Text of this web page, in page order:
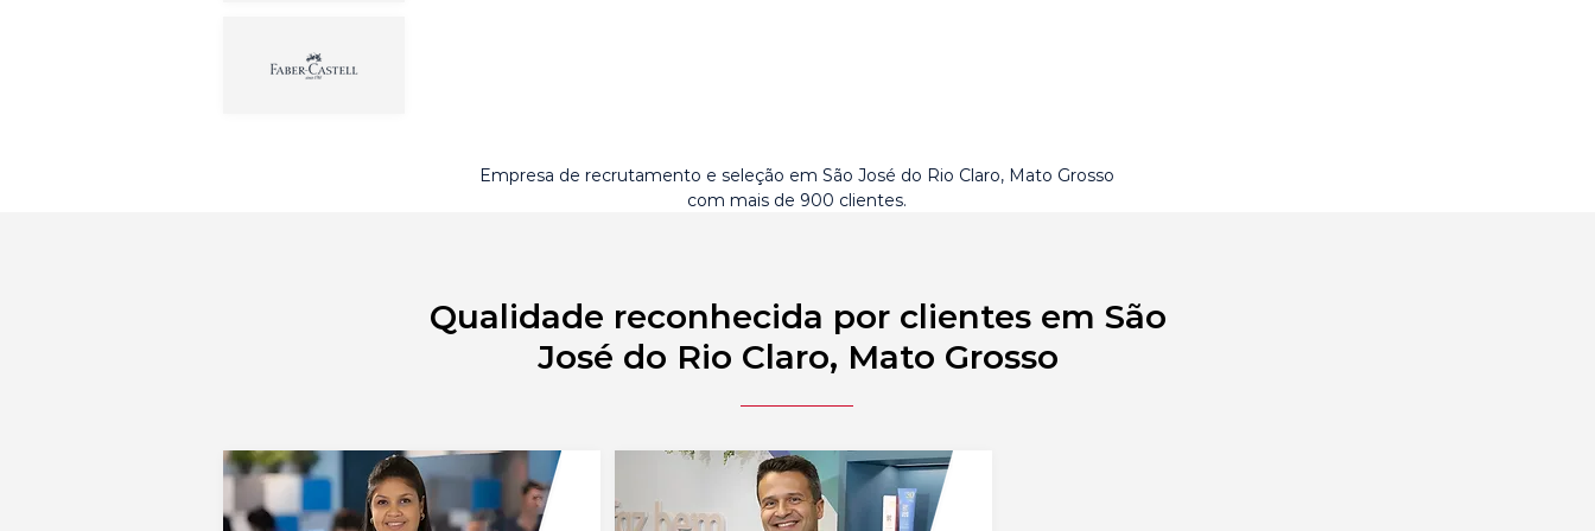
Empresa de recrutamento e seleção em São José do Rio Claro, Mato Grosso
com mais de 900 clientes.
Qualidade reconhecida por clientes em São
José do Rio Claro, Mato Grosso